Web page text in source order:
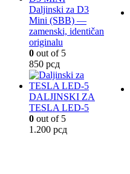
Daljinski za D3
Mini (SBB) —
zamenski, identičan
originalu
0 out of 5
850 рсд
DALJINSKI ZA
TESLA LED-5
0 out of 5
1.200 рсд